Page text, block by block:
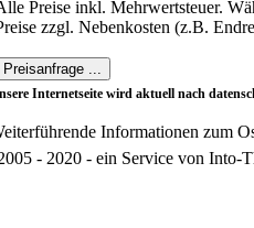
Preise inkl. Mehrwertsteuer.
zzgl. Nebenkosten (z.B.
Internetseite wird aktuell nach
Informationen zum
- 2020 - ein Service von Into-